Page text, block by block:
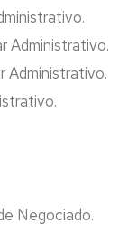
Administrativo.
Administrativo.
Negociado.